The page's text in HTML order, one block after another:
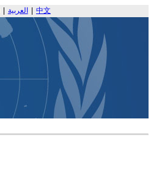
العربية 中文